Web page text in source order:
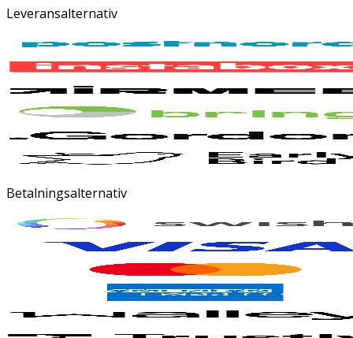
Leveransalternativ
Betalningsalternativ